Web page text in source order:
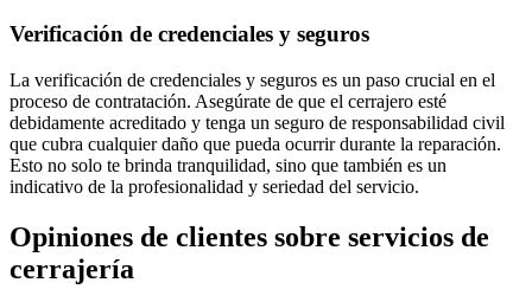
Verificación de credenciales y seguros
La verificación de credenciales y seguros es un paso crucial en el
proceso de contratación. Asegúrate de que el cerrajero esté
debidamente acreditado y tenga un seguro de responsabilidad civil
que cubra cualquier daño que pueda ocurrir durante la reparación.
Esto no solo te brinda tranquilidad, sino que también es un
indicativo de la profesionalidad y seriedad del servicio.
Opiniones de clientes sobre servicios de
cerrajería